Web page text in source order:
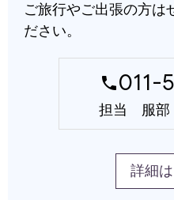
ご旅行やご出張の方は
ださい。
phone011-
担当 服部
詳細